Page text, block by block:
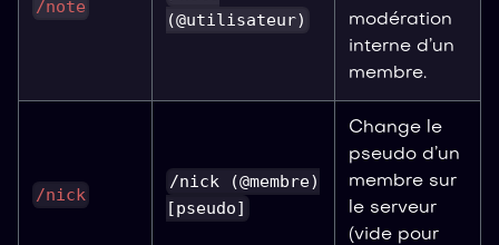
/note
(@utilisateur)
modération
interne d’un
membre.
/nick
/nick (@membre)
[pseudo]
Change le
pseudo d’un
membre sur
le serveur
(vide pour